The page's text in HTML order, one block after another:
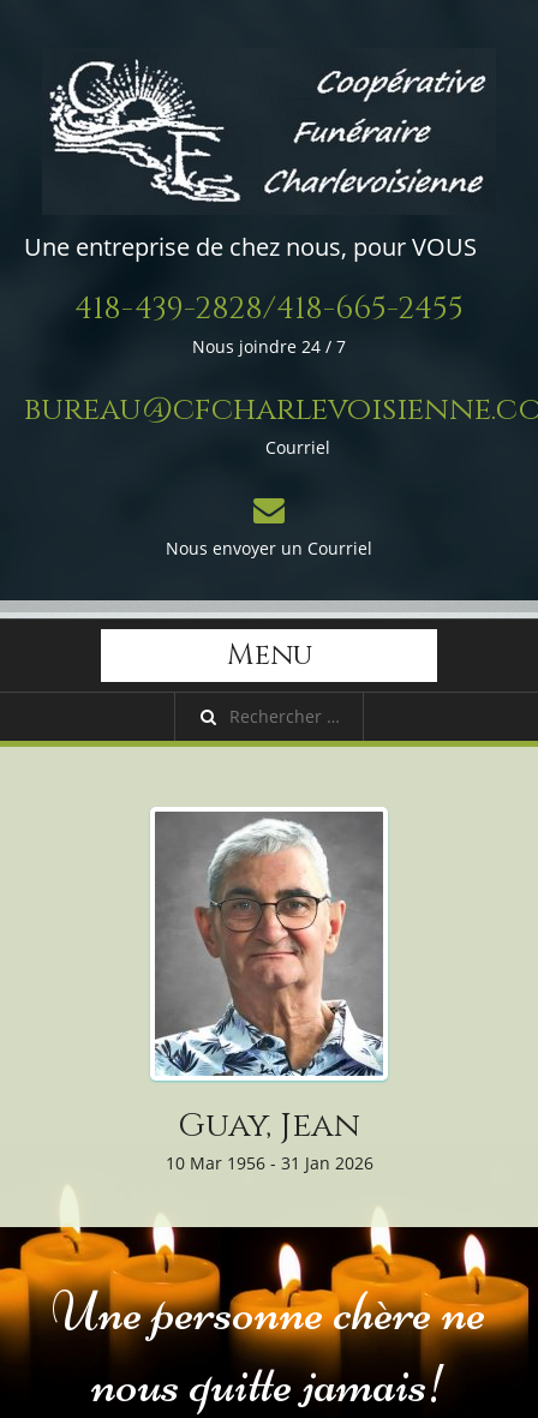
Une entreprise de chez nous, pour VOUS
418-439-2828/418-665-2455
Nous joindre 24 / 7
Courriel
Nous envoyer un Courriel
Menu
Guay, Jean
10 Mar 1956 - 31 Jan 2026
Une personne chère ne
nous quitte jamais!